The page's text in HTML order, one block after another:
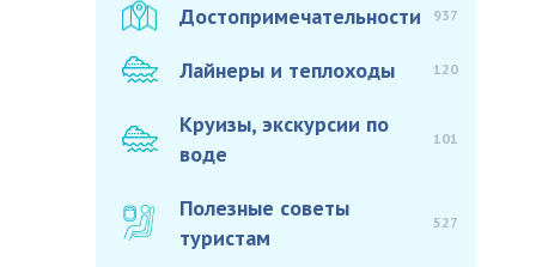
Достопримечательности 937
Лайнеры и теплоходы 120
Круизы, экскурсии по
воде
101
Полезные советы
туристам
527